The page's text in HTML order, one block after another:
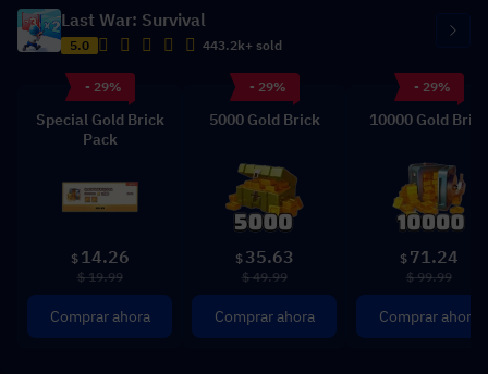
Last War: Survival
5.0 443.2k+ sold
- 29%
Special Gold Brick
Pack
$ 14.26
$ 19.99
Comprar ahora
- 29%
5000 Gold Brick
$ 35.63
$ 49.99
Comprar ahora
- 29%
10000 Gold Brick
$ 71.24
$ 99.99
Comprar ahora